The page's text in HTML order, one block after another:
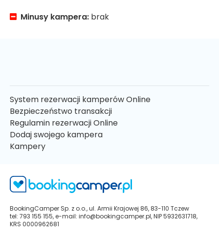
Minusy kampera: brak
System rezerwacji kamperów Online
Bezpieczeństwo transakcji
Regulamin rezerwacji Online
Dodaj swojego kampera
Kampery
BookingCamper Sp. z o.o., ul. Armii Krajowej 86, 83-110 Tczew
tel: 793 155 155, e-mail: info@bookingcamper.pl, NIP 5932631718,
KRS 0000962681